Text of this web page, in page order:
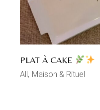
PLAT À CAKE
All Maison & Rituel